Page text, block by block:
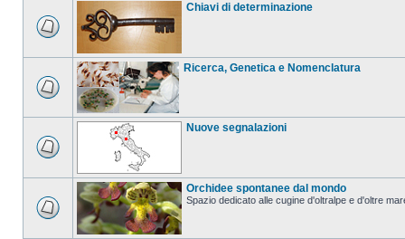
Chiavi di determinazione
Ricerca, Genetica e Nomenclatura
Nuove segnalazioni
Orchidee spontanee dal mondo
Spazio dedicato alle cugine d'oltralpe e d'oltre